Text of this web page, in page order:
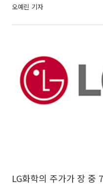
오예린 기자
LG화학의 주가가 장 중